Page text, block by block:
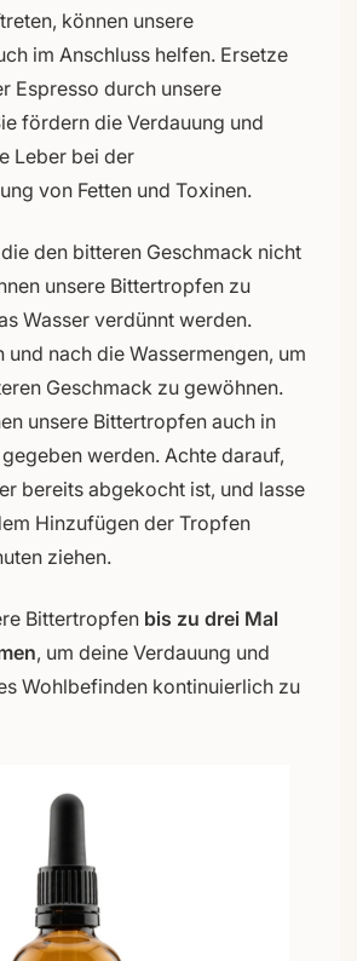
können unsere
im Anschluss helfen. Ersetze
Espresso durch unsere
fördern die Verdauung und
Leber bei der
von Fetten und Toxinen.
den bitteren Geschmack nicht
unsere Bittertropfen zu
Wasser verdünnt werden.
und nach die Wassermengen, um
Geschmack zu gewöhnen.
unsere Bittertropfen auch in
gegeben werden. Achte darauf,
bereits abgekocht ist, und lasse
Hinzufügen der Tropfen
ziehen.
Bittertropfen bis zu drei Mal
, um deine Verdauung und
Wohlbefinden kontinuierlich zu